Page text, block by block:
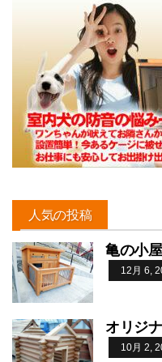
人気の投稿
亀の小屋
12月 6,
オリジ
10月 2,